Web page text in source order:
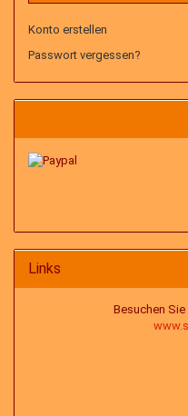
Konto erstellen
Passwort vergessen?
Links
Besuchen Sie